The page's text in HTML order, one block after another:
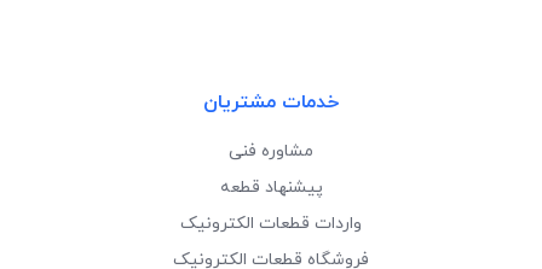
خدمات مشتریان
مشاوره فنی
پیشنهاد قطعه
واردات قطعات الکترونیک
فروشگاه قطعات الکترونیک